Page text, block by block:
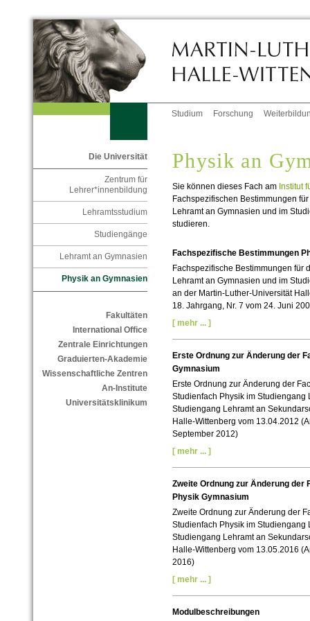
Studium Forschung
Die Universität
Zentrum für
Lehrer*innenbildung
Lehramtsstudium
Studiengänge
Lehramt an Gymnasien
Physik an Gymnasien
Fakultäten
International Office
Zentrale Einrichtungen
Graduierten-Akademie
Wissenschaftliche Zentren
An-Institute
Universitätsklinikum
Physik an
Sie können dieses Fach am Institut
Fachspezifischen Bestimmungen
Lehramt an Gymnasien und im
studieren.
Fachspezifische Bestimmungen
Fachspezifische Bestimmungen für
Lehramt an Gymnasien und im
an der Martin-Luther-Universität
18. Jahrgang, Nr. 7 vom 24. Juni
[ mehr ... ]
Erste Ordnung zur Änderung der
Gymnasium
Erste Ordnung zur Änderung der
Studienfach Physik im
Studiengang Lehramt an
Halle-Wittenberg vom 13.04.2012
September 2012)
[ mehr ... ]
Zweite Ordnung zur Änderung
Physik Gymnasium
Zweite Ordnung zur Änderung der
Studienfach Physik im Studiengang
Studiengang Lehramt an
Halle-Wittenberg vom 13.05.2016
2016)
[ mehr ... ]
Modulbeschreibungen